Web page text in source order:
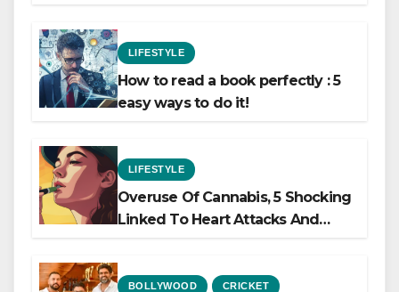
LIFESTYLE
How to read a book perfectly : 5
easy ways to do it!
LIFESTYLE
Overuse Of Cannabis, 5 Shocking
Linked To Heart Attacks And
BOLLYWOOD CRICKET